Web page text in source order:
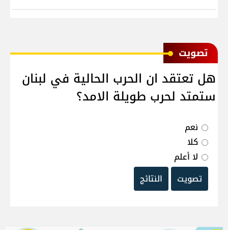
ﺗﺼﻮﻳﺖ
هل تعتقد ان الحرب الحالية في لبنان
ستمتد لحرب طويلة الامد؟
نعم
كلا
لا أعلم
تصويت
النتائج